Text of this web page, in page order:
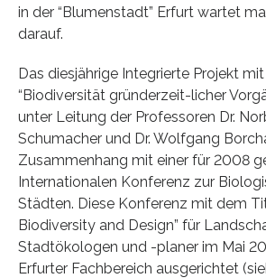
in der “Blumenstadt” Erfurt wartet
darauf.
Das diesjährige Integrierte Projekt
“Biodiversität gründerzeit-licher
unter Leitung der Professoren Dr.
Schumacher und Dr. Wolfgang
Zusammenhang mit einer für 2008
Internationalen Konferenz zur
Städten. Diese Konferenz mit dem
Biodiversity and Design” für
Stadtökologen und -planer im Mai
Erfurter Fachbereich ausgerichtet